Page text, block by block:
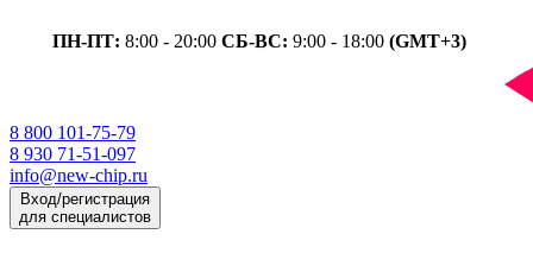
ПН-ПТ: 8:00 - 20:00 СБ-ВС: 9:00 - 18:00 (GMT+3)
8 800 101-75-79
8 930 71-51-097
info@new-chip.ru
Вход/регистрация
для специалистов